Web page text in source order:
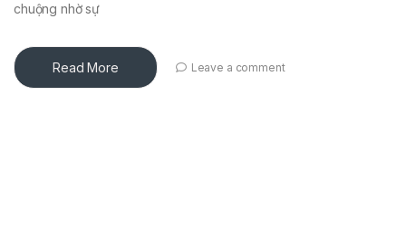
chuộng nhờ sự
Read More Leave a comment